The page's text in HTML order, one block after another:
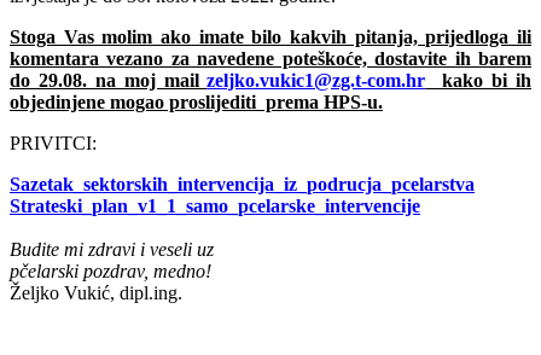
Stoga Vas molim ako imate bilo kakvih pitanja, prijedloga ili
komentara vezano za navedene poteškoće, dostavite ih barem
do 29.08. na moj mailzeljko.vukic1@zg.t-com.hr kako bi ih
objedinjene mogao proslijediti prema HPS-u.
PRIVITCI:
Sazetak_sektorskih_intervencija_iz_podrucja_pcelarstva
Strateski_plan_v1_1_samo_pcelarske_intervencije
Budite mi zdravi i veseli uz
pčelarski pozdrav, medno!
Željko Vukić, dipl.ing.